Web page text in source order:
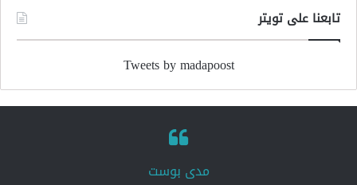
تابعنا على تويتر
Tweets by madapoost
‏مدى بوست‏